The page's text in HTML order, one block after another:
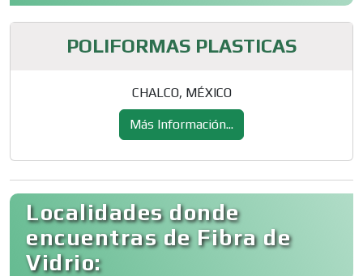
POLIFORMAS PLASTICAS
CHALCO, MÉXICO
Más Información...
Localidades donde
encuentras de Fibra de
Vidrio: